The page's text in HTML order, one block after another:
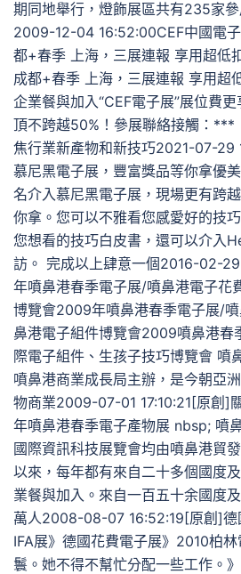
期同地舉行，燈飾展區共有235家
2009-12-04 16:52:00CEF中國電
都+春季 上海，三展連報 享用超低
成都+春季 上海，三展連報 享用超
企業餐與加入“CEF電子展”展位費
頂不跨越50%！參展聯絡接觸：***
焦行業新產物和新技巧2021-07-29
慕尼黑電子展，豐富獎品等你拿優
名介入慕尼黑電子展，現場更有跨
你拿。您可以不雅看您感愛好的技
您想看的技巧白皮書，還可以介入
訪。 完成以上肆意一個2016-02-
年噴鼻港春季電子展/噴鼻港電子花
博覽會2009年噴鼻港春季電子展/
鼻港電子組件博覽會2009噴鼻港春
際電子組件、生孩子技巧博覽會 噴
噴鼻港商業成長局主辦，是今朝亞
物商業2009-07-01 17:10:21[原創]
年噴鼻港春季電子產物展 nbsp; 噴
國際資訊科技展覽會均由噴鼻港貿
以來，每年都有來自二十多個國度
業餐與加入。來自一百五十余國度
萬人2008-08-07 16:52:19[原創]德
IFA展》德國花費電子展》2010柏
鬟。她不得不幫忙分配一些工作。